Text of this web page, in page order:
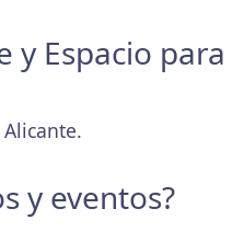
y Espacio para
y eventos?